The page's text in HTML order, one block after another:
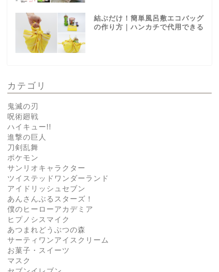
結ぶだけ！簡単風呂敷エコバッグ
の作り方｜ハンカチで代用できる
カテゴリ
鬼滅の刃
呪術廻戦
ハイキュー!!
進撃の巨人
刀剣乱舞
ポケモン
サンリオキャラクター
ツイステッドワンダーランド
アイドリッシュセブン
あんさんぶるスターズ！
僕のヒーローアカデミア
ヒプノシスマイク
あつまれどうぶつの森
サーティワンアイスクリーム
お菓子・スイーツ
マスク